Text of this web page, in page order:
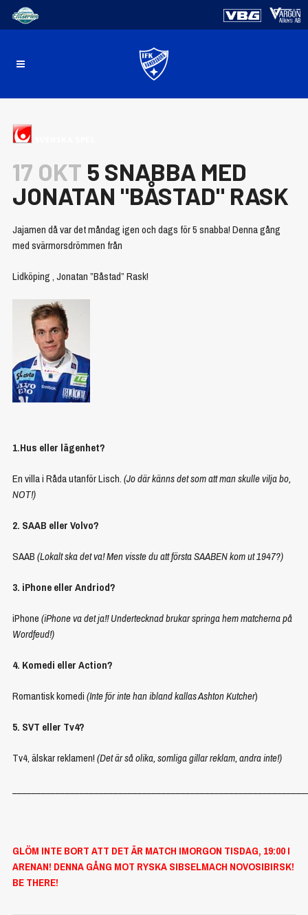
17 OKT 5 SNABBA MED
JONATAN "BÅSTAD" RASK
Jajamen då var det måndag igen och dags för 5 snabba! Denna gång
med svärmorsdrömmen från
Lidköping , Jonatan ”Båstad” Rask!
1.Hus eller lägenhet?
En villa i Råda utanför Lisch.(Jo där känns det som att man skulle vilja bo,
NOT!)
2. SAAB eller Volvo?
SAAB(Lokalt ska det va! Men visste du att första SAABEN kom ut 1947?)
3. iPhone eller Andriod?
iPhone(iPhone va det ja!! Undertecknad brukar springa hem matcherna på
Wordfeud!)
4. Komedi eller Action?
Romantisk komedi(Inte för inte han ibland kallas Ashton Kutcher)
5. SVT eller Tv4?
Tv4, älskar reklamen!(Det är så olika, somliga gillar reklam, andra inte!)
GLÖM INTE BORT ATT DET ÄR MATCH IMORGON TISDAG, 19:00 I
ARENAN! DENNA GÅNG MOT RYSKA SIBSELMACH NOVOSIBIRSK!
BE THERE!